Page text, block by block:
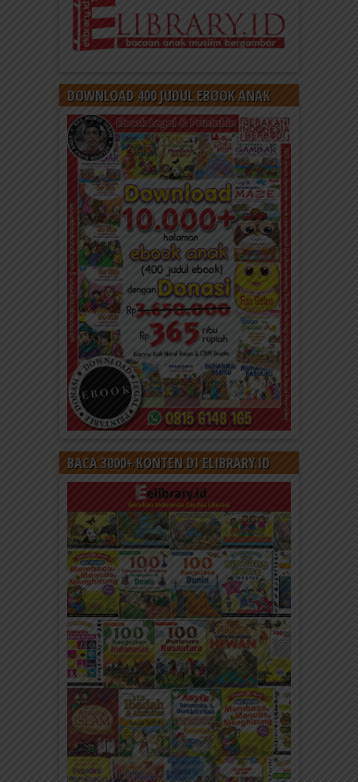
DOWNLOAD 400 JUDUL EBOOK ANAK
BACA 3000+ KONTEN DI ELIBRARY.ID